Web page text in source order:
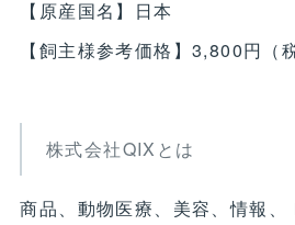
【原産国名】日本
【飼主様参考価格】3,800円（
株式会社QIXとは
商品、動物医療、美容、情報、